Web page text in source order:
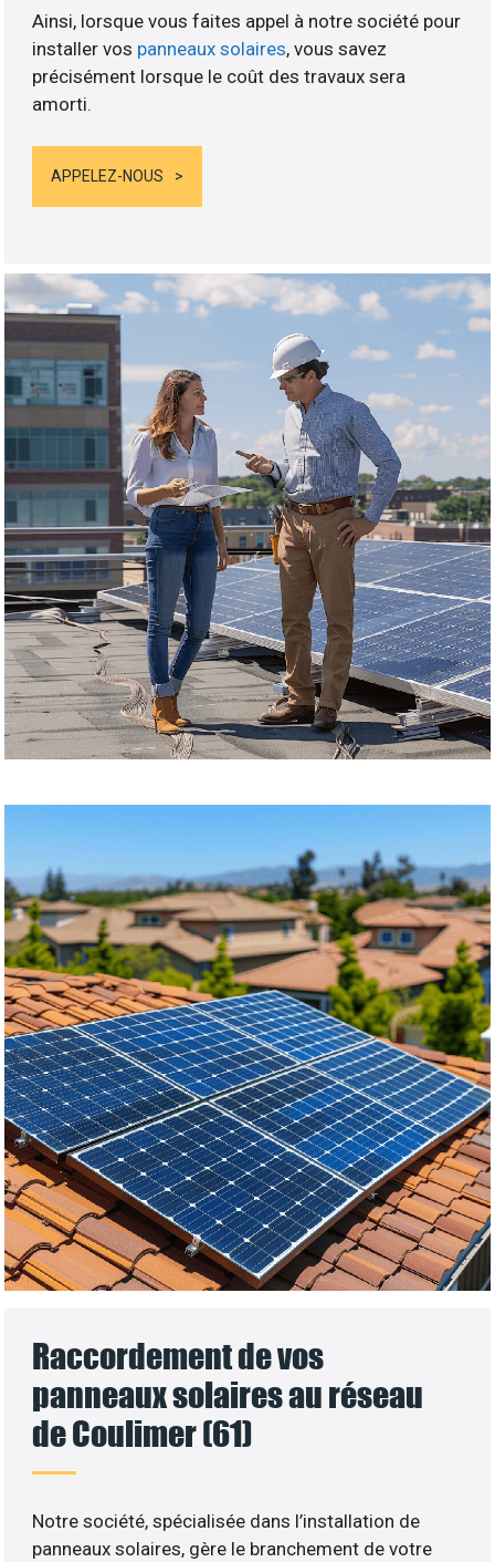
Ainsi, lorsque vous faites appel à notre société pour
installer vos panneaux solaires, vous savez
précisément lorsque le coût des travaux sera
amorti.
APPELEZ-NOUS
Raccordement de vos
panneaux solaires au réseau
de Coulimer (61)
Notre société, spécialisée dans l’installation de
panneaux solaires, gère le branchement de votre